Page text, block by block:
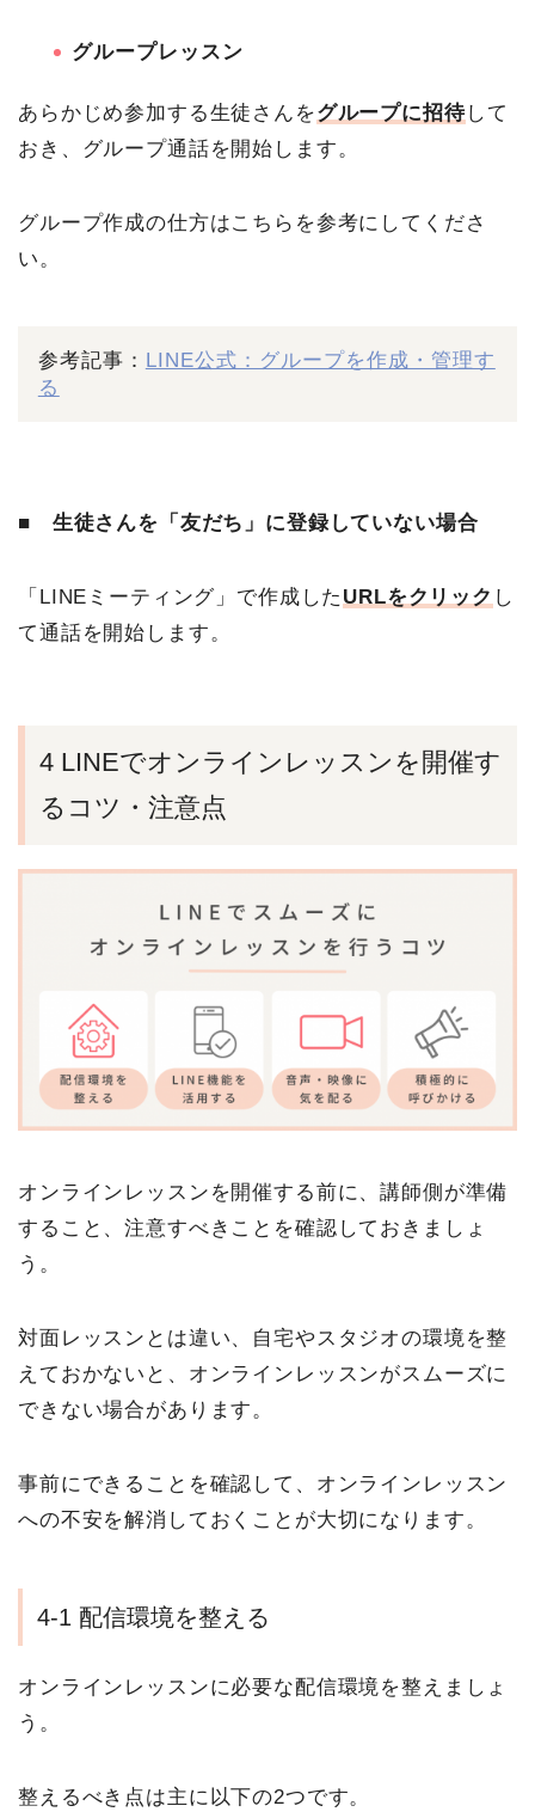
グループレッスン
あらかじめ参加する生徒さんをグループに招待して
おき、グループ通話を開始します。
グループ作成の仕方はこちらを参考にしてくださ
い。
参考記事： LINE公式：グループを作成・管理す
る
■ 生徒さんを「友だち」に登録していない場合
「LINEミーティング」で作成した URLをクリック し
て通話を開始します。
4 LINEでオンラインレッスンを開催す
るコツ・注意点
オンラインレッスンを開催する前に、講師側が準備
すること、注意すべきことを確認しておきましょ
う。
対面レッスンとは違い、自宅やスタジオの環境を整
えておかないと、オンラインレッスンがスムーズに
できない場合があります。
事前にできることを確認して、オンラインレッスン
への不安を解消しておくことが大切になります。
4-1 配信環境を整える
オンラインレッスンに必要な配信環境を整えましょ
う。
整えるべき点は主に以下の2つです。